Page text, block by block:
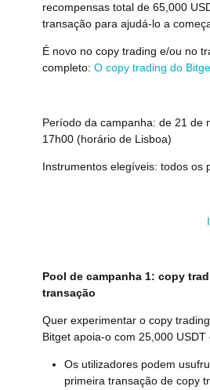
recompensas total de 65,000
transação para ajudá-lo a
É novo no copy trading e/ou no
completo: O copy trading do
Período da campanha: de 21 de
17h00 (horário de Lisboa)
Instrumentos elegíveis: todos os
Pool de campanha 1: copy
transação
Quer experimentar o copy
Bitget apoia-o com 25,000
Os utilizadores podem
primeira transação de copy